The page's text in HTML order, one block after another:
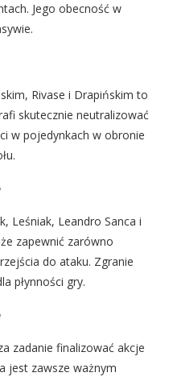
Jego obecność w
Rivase i Drapińskim to
skutecznie neutralizować
w pojedynkach w obronie
Leśniak, Leandro Sanca i
zapewnić zarówno
do ataku. Zgranie
płynności gry.
zadanie finalizować akcje
jest zawsze ważnym